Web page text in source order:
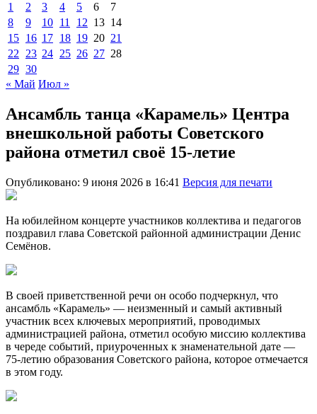
1 2 3 4 5 6
7
8
9 10 11 12 13 14
15 16 17 18 19 20 21
22
23 24 25 26 27 28
29 30
« Май Июл »
Ансамбль танца «Карамель» Центра
внешкольной работы Советского
района отметил своё 15-летие
Опубликовано: 9 июня 2026 в 16:41 Версия для печати
На юбилейном концерте участников коллектива и педагогов
поздравил глава Советской районной администрации Денис
Семёнов.
В своей приветственной речи он особо подчеркнул, что
ансамбль «Карамель» — неизменный и самый активный
участник всех ключевых мероприятий, проводимых
администрацией района, отметил особую миссию коллектива
в череде событий, приуроченных к знаменательной дате —
75-летию образования Советского района, которое отмечается
в этом году.